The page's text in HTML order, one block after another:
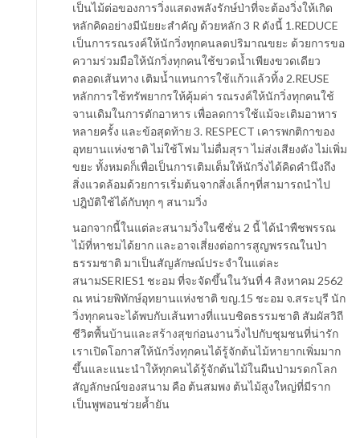
เป็นไม้ต่อของการวิ่งแสดงพลังรักษ์ป่าที่จะต้องวิ่งให้เกิด
หลักคิดอย่างมีนัยยะสำคัญ ด้วยหลัก 3 R ดังนี้ 1.REDUCE
เป็นการรณรงค์ให้นักวิ่งทุกคนลดปริมาณขยะ ด้วยการขอ
ความร่วมมือให้นักวิ่งทุกคนใช้ขวดน้ำเพียงขวดเดียว
ตลอดเส้นทาง เติมน้ำแทนการใช้แก้วแล้วทิ้ง 2.REUSE
หลักการใช้ทรัพยากรให้คุ้มค่า รณรงค์ให้นักวิ่งทุกคนใช้
จานเดิมในการตักอาหาร เพื่อลดการใช้แม้จะเติมอาหาร
หลายครั้ง และข้อสุดท้าย 3. RESPECT เคารพกติกาของ
อุทยานแห่งชาติ ไม่ใช้โฟม ไม่ดื่มสุรา ไม่ส่งเสียงดัง ไม่เพิ่ม
ขยะ ทั้งหมดก็เพื่อเป็นการเติมเต็มให้นักวิ่งได้คิดคำนึงถึง
สิ่งแวดล้อมด้วยการเริ่มต้นจากสิ่งเล็กๆที่สามารถนำไป
ปฎิบัติใช้ได้กับทุก ๆ สนามวิ่ง
นอกจากนี้ในแต่ละสนามวิ่งในซีซั่น 2 นี้ ได้นำพืชพรรณ
ไม้ที่หาชมได้ยาก และอาจเสี่ยงต่อการสูญพรรณในป่า
ธรรมชาติ มาเป็นสัญลักษณ์ประจำในแต่ละ
สนามSERIES1 ชะอม ที่จะจัดขึ้นในวันที่ 4 สิงหาคม 2562
ณ หน่วยพิทักษ์อุทยานแห่งชาติ ขญ.15 ชะอม จ.สระบุรี นัก
วิ่งทุกคนจะได้พบกับเส้นทางที่แนบชิดธรรมชาติ สัมผัสวิถี
ชีวิตพื้นบ้านและสร้างสุขก่อนงานวิ่งไปกับชุมชนที่น่ารัก
เราเปิดโอกาสให้นักวิ่งทุกคนได้รู้จักต้นไม้หายากเพิ่มมาก
ขึ้นและแนะนำให้ทุกคนได้รู้จักต้นไม้ในผืนป่ามรดกโลก
สัญลักษณ์ของสนาม คือ ต้นสมพง ต้นไม้สูงใหญ่ที่มีราก
เป็นพูพอนช่วยค้ำยัน